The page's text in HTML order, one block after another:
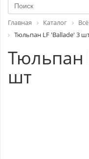
Главная Каталог Всё
Тюльпан LF 'Ballade' 3
Тюльпан
шт